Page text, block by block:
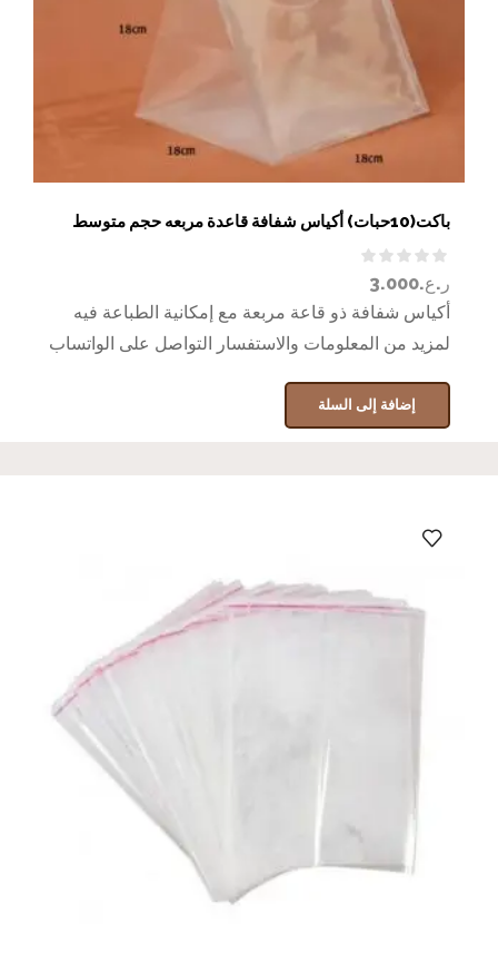
باكت(10حبات) أكياس شفافة قاعدة مربعه حجم متوسط
ر.ع.3.000
أكياس شفافة ذو قاعة مربعة مع إمكانية الطباعة فيه
لمزيد من المعلومات والاستفسار التواصل على الواتساب
إضافة إلى السلة